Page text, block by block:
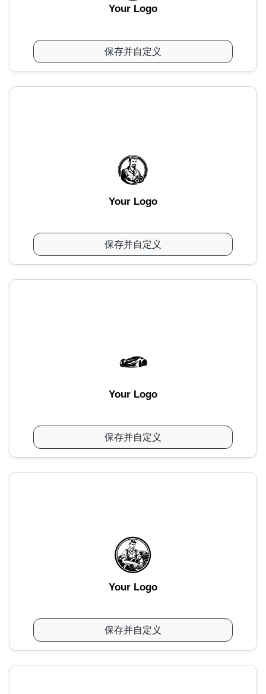
Your Logo
保存并自定义
Your Logo
保存并自定义
Your Logo
保存并自定义
Your Logo
保存并自定义